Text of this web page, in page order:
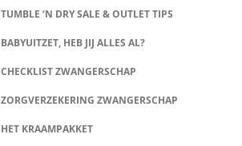
TUMBLE ‘N DRY SALE & OUTLET TIPS
BABYUITZET, HEB JIJ ALLES AL?
CHECKLIST ZWANGERSCHAP
ZORGVERZEKERING ZWANGERSCHAP
HET KRAAMPAKKET